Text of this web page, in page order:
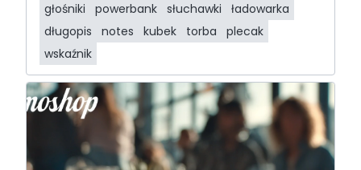
głośniki powerbank słuchawki
ładowarka
długopis
notes kubek torba
plecak
wskaźnik